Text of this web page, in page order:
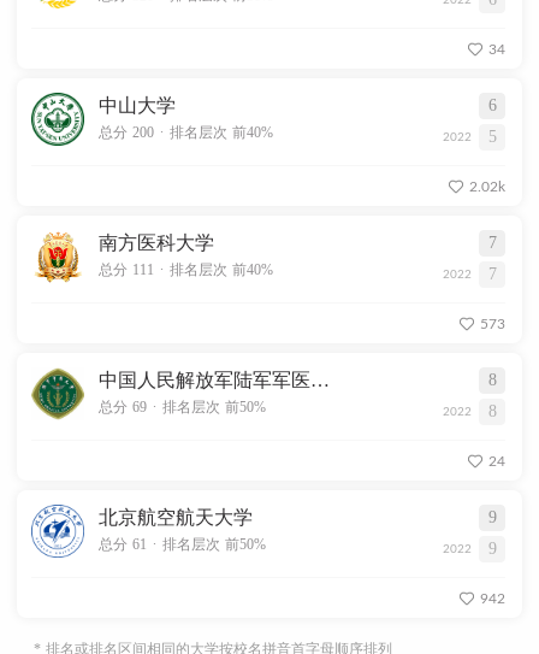
34
中山大学 6
总分 200 . 排名层次 前40% 2022 5
2.02k
南方医科大学 7
总分 111 . 排名层次 前40% 2022 7
573
中国人民解放军陆军军医大学 8
总分 69 . 排名层次 前50% 2022 8
24
北京航空航天大学 9
总分 61 . 排名层次 前50% 2022 9
942
* 排名或排名区间相同的大学按校名拼音首字母顺序排列